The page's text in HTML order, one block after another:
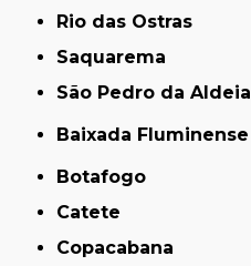
Rio das Ostras
Saquarema
São Pedro da Aldeia
Baixada Fluminense
Botafogo
Catete
Copacabana